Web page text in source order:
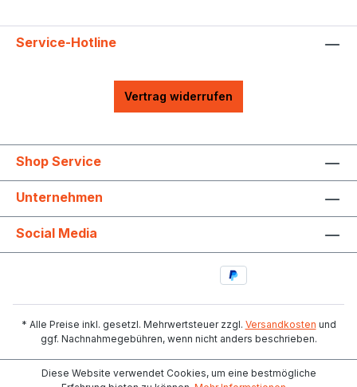
Service-Hotline
Vertrag widerrufen
Shop Service
Unternehmen
Social Media
* Alle Preise inkl. gesetzl. Mehrwertsteuer zzgl. Versandkosten und
ggf. Nachnahmegebühren, wenn nicht anders beschrieben.
Diese Website verwendet Cookies, um eine bestmögliche